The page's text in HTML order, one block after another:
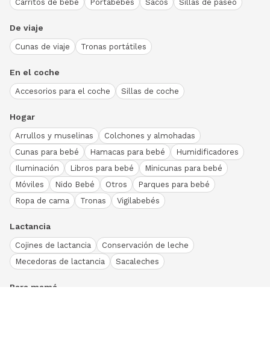
Carritos de bebé
Portabebés Sacos Sillas de paseo
De viaje
Cunas de viaje Tronas portátiles
En el coche
Accesorios para el coche Sillas de coche
Hogar
Arrullos y muselinas
Colchones y almohadas
Cunas para bebé
Hamacas para bebé
Humidificadores
Iluminación
Libros para bebé
Minicunas para bebé
Móviles
Nido Bebé Otros
Parques para bebé
Ropa de cama
Tronas Vigilabebés
Lactancia
Cojines de lactancia
Conservación de leche
Mecedoras de lactancia
Sacaleches
Para mamá